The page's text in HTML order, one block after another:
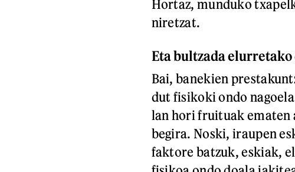
Hortaz, munduko
niretzat.
Eta bultzada
Bai, banekien
dut fisikoki ondo
lan hori fruituak ematen
begira. Noski, iraupen
faktore batzuk, eskiak,